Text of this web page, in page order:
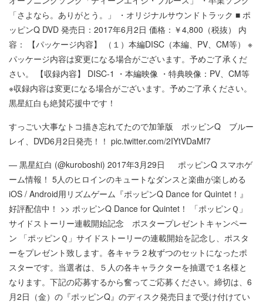
「さよなら。ありがとう。」 ・オリジナルサウンドトラック ■ ポ
ッピンQ DVD 発売日：2017年6月2日 価格：￥4,800（税抜） 内
容： 【パッケージ内容】 （１）本編DISC（本編、PV、CM等） ※
パッケージ内容は変更になる場合がございます。予めご了承くだ
さい。 【収録内容】 DISC-1 ・本編映像 ・特典映像：PV、CM等
※収録内容は変更になる場合がございます。予めご了承ください。
黒星紅白も絶賛応援中です！
すっごい大事なトコ描き忘れてたので加筆版 ポッピンQ ブルー
レイ、DVD6月2日発売！！ pic.twitter.com/2IYtVDaMf7
— 黒星紅白 (@kuroboshi) 2017年3月29日 ポッピンQ スマホゲ
ーム情報！ 5人のヒロインのキュートなダンスと楽曲が楽しめる
iOS / Android用リズムゲーム『ポッピンQ Dance for Quintet！』
好評配信中！ >> ポッピンQ Dance for Quintet！ 「ポッピンＱ」
サイドストーリー連載開始記念 ポスタープレゼントキャンペー
ン 「ポッピンＱ」サイドストーリーの連載開始を記念し、ポスタ
ーをプレゼント致します。各キャラ２枚ずつのセットになったポ
スターです。当選者は、５人の各キャラクターを抽選で１名様と
なります。下記の応募するから奮ってご応募ください。締切は、6
月2日（金）の『ポッピンQ』のディスク発売日まで受け付けてい